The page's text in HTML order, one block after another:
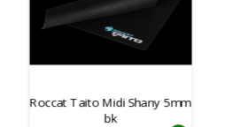
Roccat Taito Midi Shany 5mm
bk